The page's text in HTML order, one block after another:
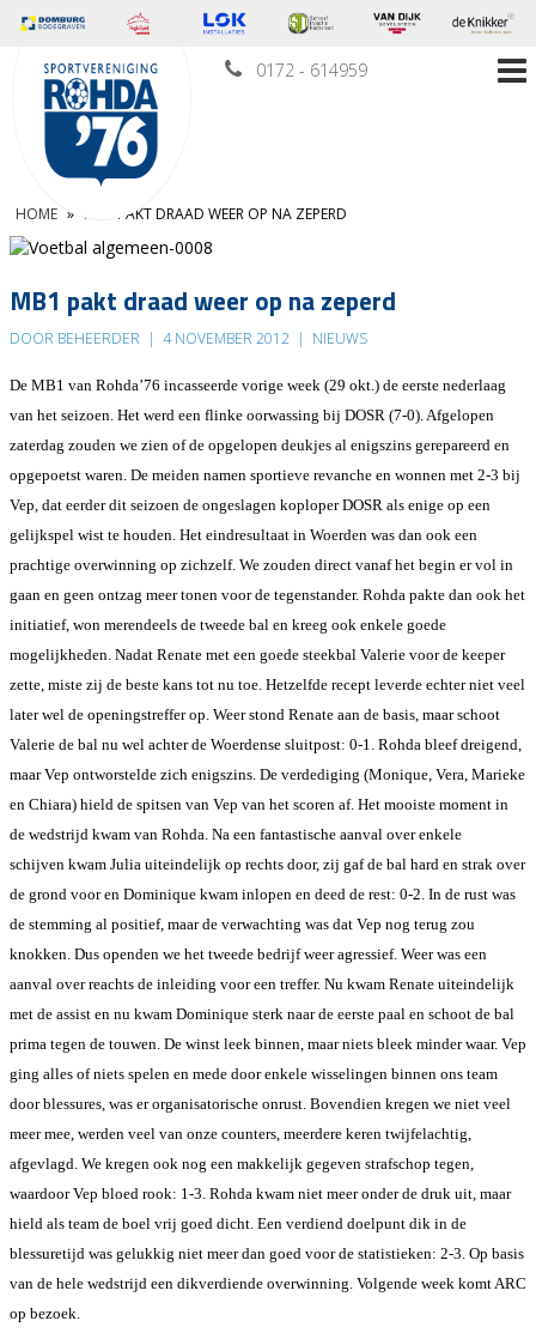
0172 - 614959
HOME » MB1 PAKT DRAAD WEER OP NA ZEPERD
MB1 pakt draad weer op na zeperd
DOOR BEHEERDER | 4 NOVEMBER 2012 | NIEUWS
De MB1 van Rohda’76 incasseerde vorige week (29 okt.) de eerste nederlaag
van het seizoen. Het werd een flinke oorwassing bij DOSR (7-0). Afgelopen
zaterdag zouden we zien of de opgelopen deukjes al enigszins gerepareerd en
opgepoetst waren. De meiden namen sportieve revanche en wonnen met 2-3 bij
Vep, dat eerder dit seizoen de ongeslagen koploper DOSR als enige op een
gelijkspel wist te houden. Het eindresultaat in Woerden was dan ook een
prachtige overwinning op zichzelf. We zouden direct vanaf het begin er vol in
gaan en geen ontzag meer tonen voor de tegenstander. Rohda pakte dan ook het
initiatief, won merendeels de tweede bal en kreeg ook enkele goede
mogelijkheden. Nadat Renate met een goede steekbal Valerie voor de keeper
zette, miste zij de beste kans tot nu toe. Hetzelfde recept leverde echter niet veel
later wel de openingstreffer op. Weer stond Renate aan de basis, maar schoot
Valerie de bal nu wel achter de Woerdense sluitpost: 0-1. Rohda bleef dreigend,
maar Vep ontworstelde zich enigszins. De verdediging (Monique, Vera, Marieke
en Chiara) hield de spitsen van Vep van het scoren af. Het mooiste moment in
de wedstrijd kwam van Rohda. Na een fantastische aanval over enkele
schijven kwam Julia uiteindelijk op rechts door, zij gaf de bal hard en strak over
de grond voor en Dominique kwam inlopen en deed de rest: 0-2. In de rust was
de stemming al positief, maar de verwachting was dat Vep nog terug zou
knokken. Dus openden we het tweede bedrijf weer agressief. Weer was een
aanval over reachts de inleiding voor een treffer. Nu kwam Renate uiteindelijk
met de assist en nu kwam Dominique sterk naar de eerste paal en schoot de bal
prima tegen de touwen. De winst leek binnen, maar niets bleek minder waar. Vep
ging alles of niets spelen en mede door enkele wisselingen binnen ons team
door blessures, was er organisatorische onrust. Bovendien kregen we niet veel
meer mee, werden veel van onze counters, meerdere keren twijfelachtig,
afgevlagd. We kregen ook nog een makkelijk gegeven strafschop tegen,
waardoor Vep bloed rook: 1-3. Rohda kwam niet meer onder de druk uit, maar
hield als team de boel vrij goed dicht. Een verdiend doelpunt dik in de
blessuretijd was gelukkig niet meer dan goed voor de statistieken: 2-3. Op basis
van de hele wedstrijd een dikverdiende overwinning. Volgende week komt ARC
op bezoek.